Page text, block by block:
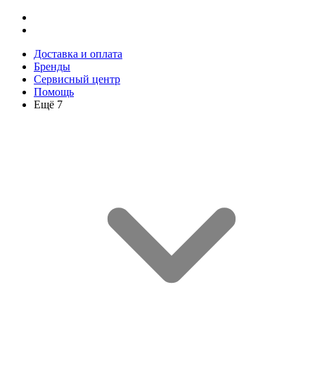
Доставка и оплата
Бренды
Сервисный центр
Помощь
Ещё 7